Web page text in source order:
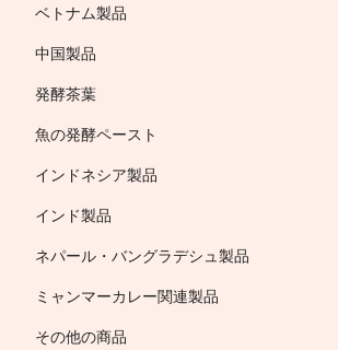
ベトナム製品
中国製品
発酵茶葉
魚の発酵ペースト
インドネシア製品
インド製品
ネパール・バングラデシュ製品
ミャンマーカレー関連製品
その他の商品